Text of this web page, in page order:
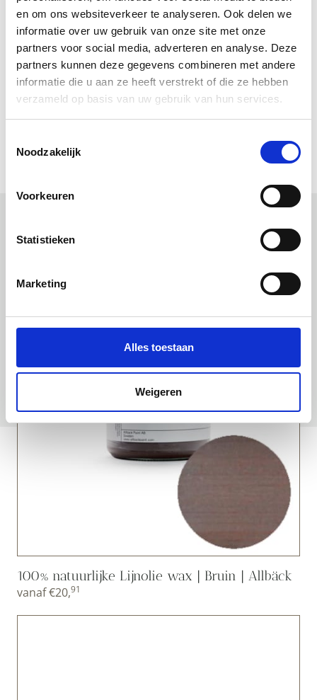
en om ons websiteverkeer te analyseren. Ook delen we
informatie over uw gebruik van onze site met onze
partners voor social media, adverteren en analyse. Deze
partners kunnen deze gegevens combineren met andere
informatie die u aan ze heeft verstrekt of die ze hebben
verzameld op basis van uw gebruik van hun services.
Noodzakelijk
Voorkeuren
Statistieken
Marketing
Alles toestaan
Weigeren
Downloads
Gebruiksaanwijzing Allbäck Lijnoliewax (pdf)
Allbäck Handboekje (pdf)
Allbäck Little Handbook (pdf)
Allbäck Le petit livre de la peinture (pdf)
Uitgelichte producten
100% natuurlijke Lijnolie wax | Bruin | Allbäck
vanaf€20,91